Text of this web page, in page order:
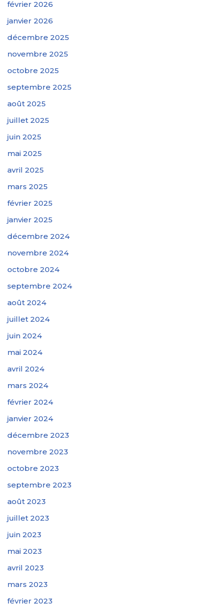
février 2026
janvier 2026
décembre 2025
novembre 2025
octobre 2025
septembre 2025
août 2025
juillet 2025
juin 2025
mai 2025
avril 2025
mars 2025
février 2025
janvier 2025
décembre 2024
novembre 2024
octobre 2024
septembre 2024
août 2024
juillet 2024
juin 2024
mai 2024
avril 2024
mars 2024
février 2024
janvier 2024
décembre 2023
novembre 2023
octobre 2023
septembre 2023
août 2023
juillet 2023
juin 2023
mai 2023
avril 2023
mars 2023
février 2023